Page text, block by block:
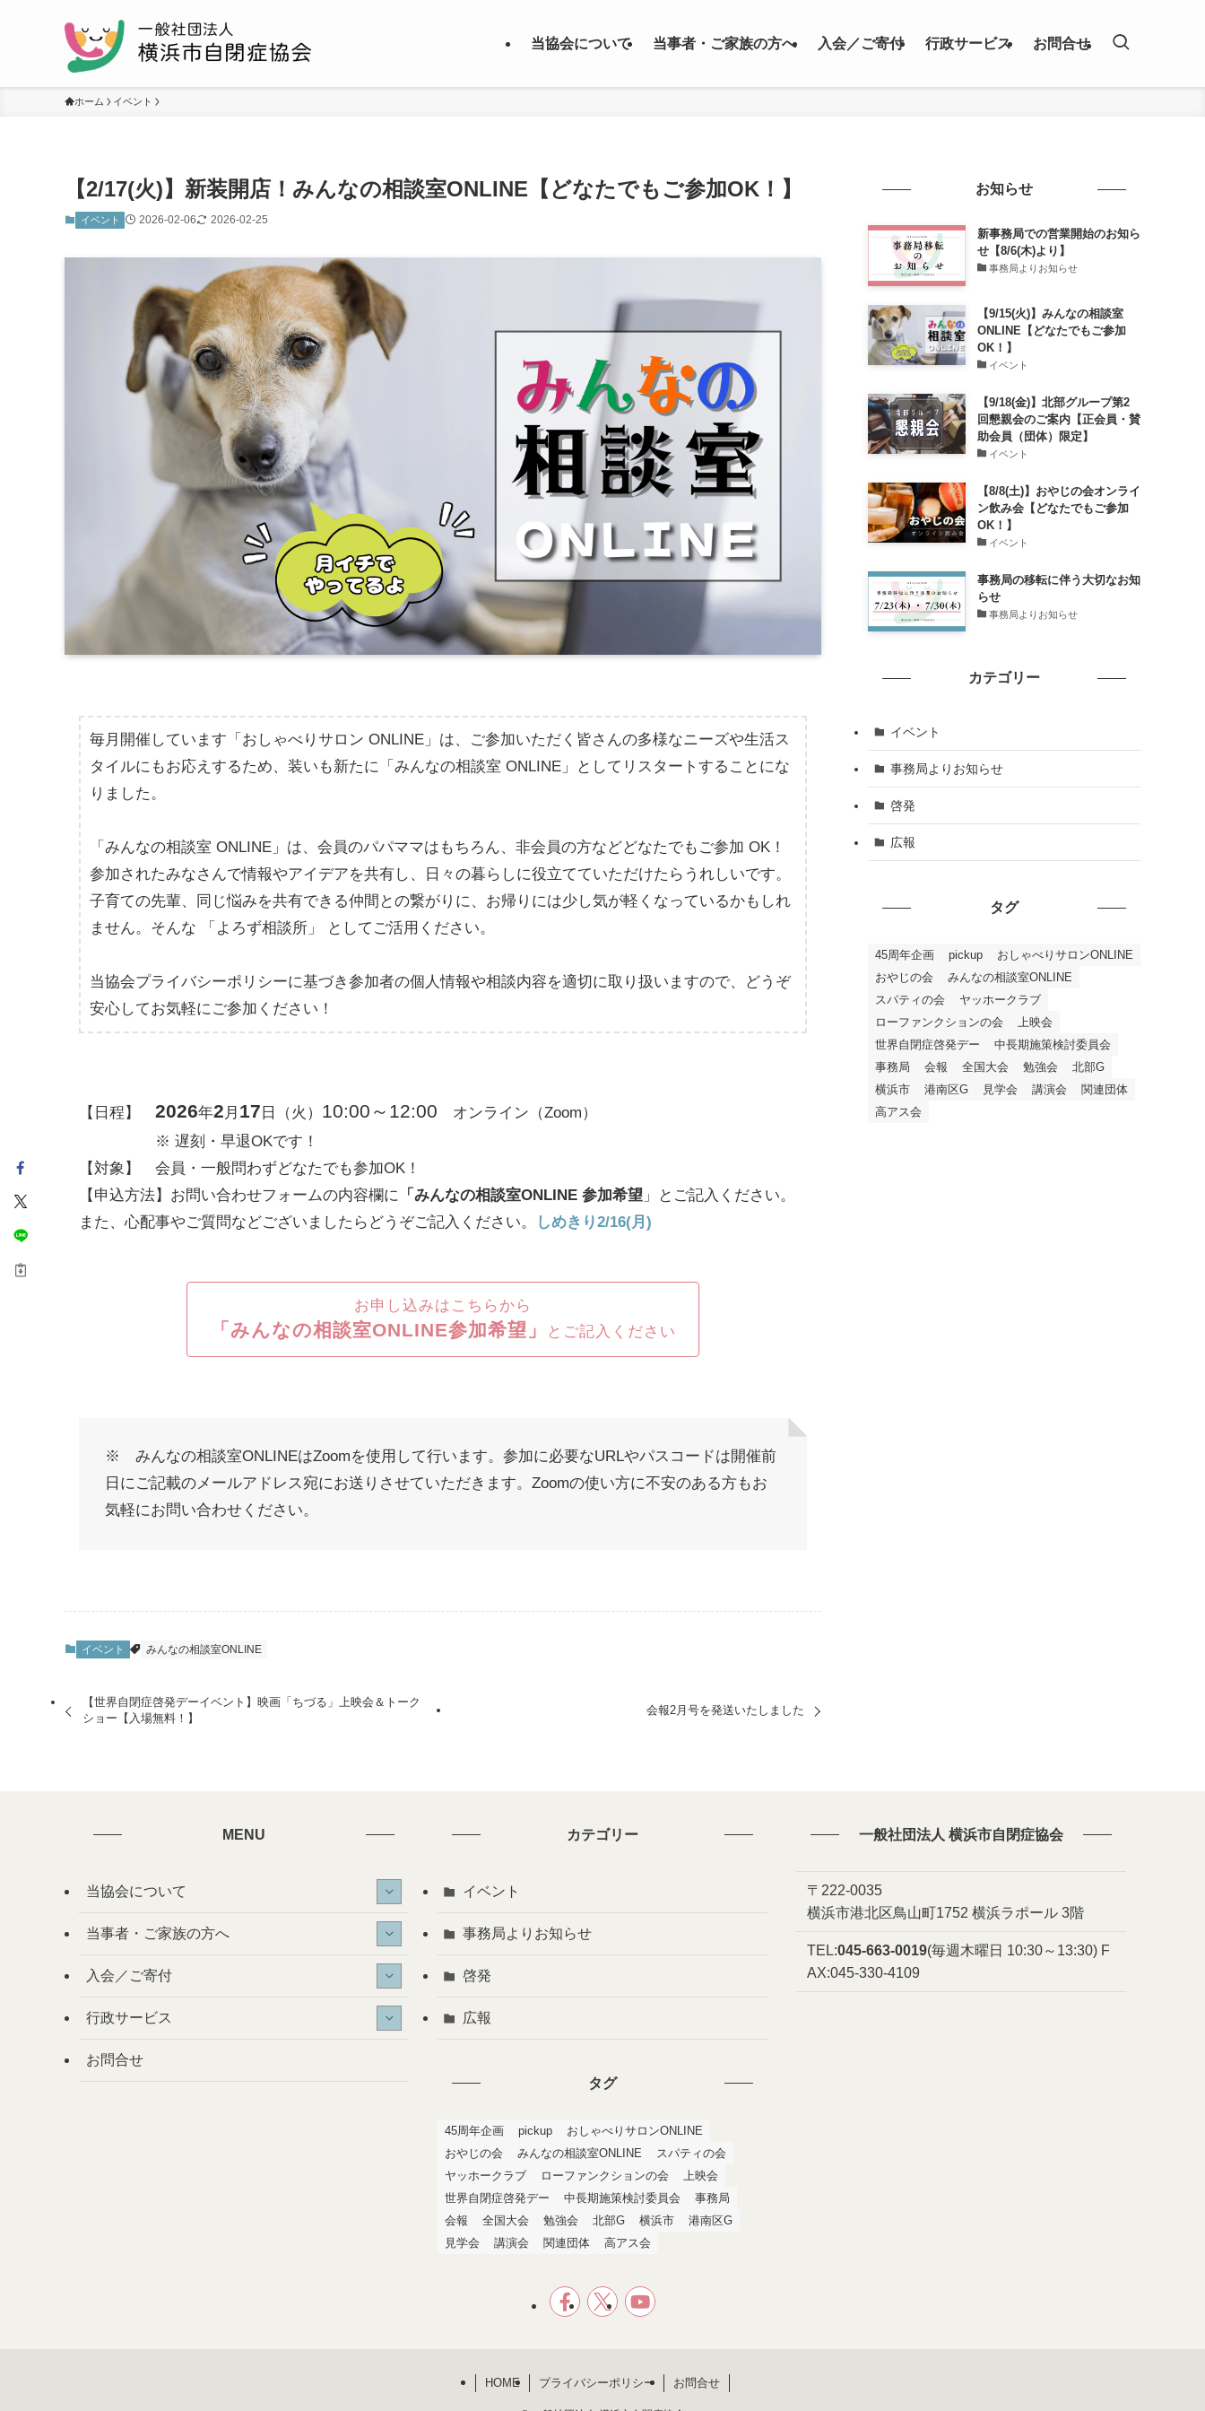
当協会について 当事者・ご家族の方へ 入会／ご寄付 行政サービス お問合せ
ホーム イベント
【2/17(火)】新装開店！みんなの相談室ONLINE【どなたでもご参加OK！】
イベント 2026-02-06 2026-02-25
毎月開催しています「おしゃべりサロン ONLINE」は、ご参加いただく皆さんの多様なニーズや生活ス
タイルにもお応えするため、装いも新たに「みんなの相談室 ONLINE」としてリスタートすることにな
りました。
「みんなの相談室 ONLINE」は、会員のパパママはもちろん、非会員の方などどなたでもご参加 OK！
参加されたみなさんで情報やアイデアを共有し、日々の暮らしに役立てていただけたらうれしいです。
子育ての先輩、同じ悩みを共有できる仲間との繋がりに、お帰りには少し気が軽くなっているかもしれ
ません。そんな 「よろず相談所」 としてご活用ください。
当協会プライバシーポリシーに基づき参加者の個人情報や相談内容を適切に取り扱いますので、どうぞ
安心してお気軽にご参加ください！
【日程】 2026年2 月 17 日（火） 10:00～12:00 オンライン（Zoom）
※ 遅刻・早退OKです！
【対象】 会員・一般問わずどなたでも参加OK！
【申込方法】お問い合わせフォームの内容欄に 「みんなの相談室ONLINE 参加希望 」とご記入ください。
また、心配事やご質問などございましたらどうぞご記入ください。
しめきり2/16(月)
お申し込みはこちらから
「みんなの相談室ONLINE参加希望」 とご記入ください
※ みんなの相談室ONLINEはZoomを使用して行います。参加に必要なURLやパスコードは開催前
日にご記載のメールアドレス宛にお送りさせていただきます。Zoomの使い方に不安のある方もお
気軽にお問い合わせください。
イベント みんなの相談室ONLINE
【世界自閉症啓発デーイベント】映画「ちづる」上映会＆トーク
ショー【入場無料！】
会報2月号を発送いたしました
お知らせ
新事務局での営業開始のお知ら
せ【8/6(木)より】
事務局よりお知らせ
【9/15(火)】みんなの相談室
ONLINE【どなたでもご参加
OK！】
イベント
【9/18(金)】北部グループ第2
回懇親会のご案内【正会員・賛
助会員（団体）限定】
イベント
【8/8(土)】おやじの会オンライ
ン飲み会【どなたでもご参加
OK！】
イベント
事務局の移転に伴う大切なお知
らせ
事務局よりお知らせ
カテゴリー
イベント
事務局よりお知らせ
啓発
広報
タグ
45周年企画 pickup
おしゃべりサロンONLINE
おやじの会
みんなの相談室ONLINE
スパティの会
ヤッホークラブ
ローファンクションの会
上映会
世界自閉症啓発デー
中長期施策検討委員会
事務局
会報 全国大会 勉強会
北部G
横浜市
港南区G 見学会 講演会
関連団体
高アス会
MENU
当協会について
当事者・ご家族の方へ
入会／ご寄付
行政サービス
お問合せ
カテゴリー
イベント
事務局よりお知らせ
啓発
広報
タグ
45周年企画 pickup
おしゃべりサロンONLINE
おやじの会
みんなの相談室ONLINE
スパティの会
ヤッホークラブ
ローファンクションの会
上映会
世界自閉症啓発デー
中長期施策検討委員会
事務局
会報
全国大会 勉強会 北部G 横浜市
港南区G
見学会
講演会 関連団体 高アス会
一般社団法人 横浜市自閉症協会
〒222-0035
横浜市港北区鳥山町1752 横浜ラポール 3階
TEL:045-663-0019(毎週木曜日 10:30～13:30) F
AX:045-330-4109
HOME プライバシーポリシー お問合せ